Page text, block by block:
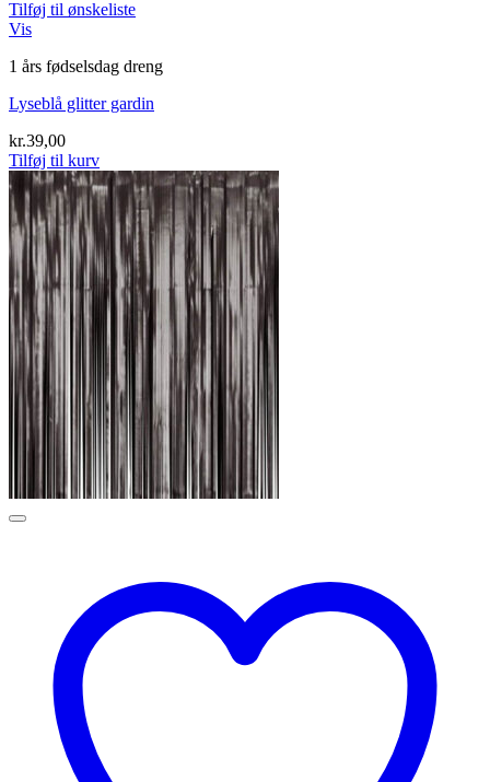
Tilføj til ønskeliste
Vis
1 års fødselsdag dreng
Lyseblå glitter gardin
kr.39,00
Tilføj til kurv